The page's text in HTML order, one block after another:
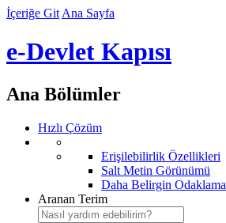
İçeriğe Git Ana Sayfa
e-Devlet Kapısı
Ana Bölümler
Hızlı Çözüm
Erişilebilirlik Özellikleri
Salt Metin Görünümü
Daha Belirgin Odaklama
Aranan Terim